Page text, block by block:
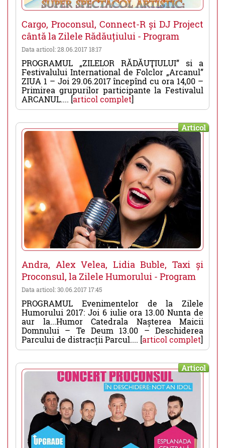
Cargo, Proconsul, Connect-R și DJ Project
cântă la Zilele Rădăuțiului - Program
Data articol: 28.06.2017 18:17
PROGRAMUL „ZILELOR RĂDĂUŢIULUI” si a
Festivalului International de Folclor „Arcanul”
ZIUA 1 – Joi 29.06.2017 începînd cu ora 14,00 –
Primirea grupurilor participante la Festivalul
ARCANUL.... [articol complet]
Articol
Andra, Alex Velea, Lidia Buble, Taxi și
Proconsul, la Zilele Humorului - Program
Data articol: 30.06.2017 17:45
PROGRAMUL Evenimentelor de la Zilele
Humorului 2017: Joi 6 iulie ora 13.00 Nunta de
aur la...Humor Catedrala Nașterea Maicii
Domnului – Te Deum 13.00 – Deschiderea
Parcului de distracții Parcul.... [articol complet]
Articol